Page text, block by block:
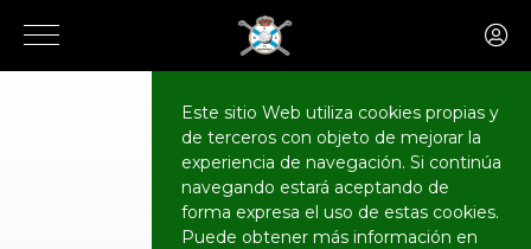
Este sitio Web utiliza cookies propias y
de terceros con objeto de mejorar la
experiencia de navegación. Si continúa
navegando estará aceptando de
forma expresa el uso de estas cookies.
Puede obtener más información en
CALENDARIO
Eventos